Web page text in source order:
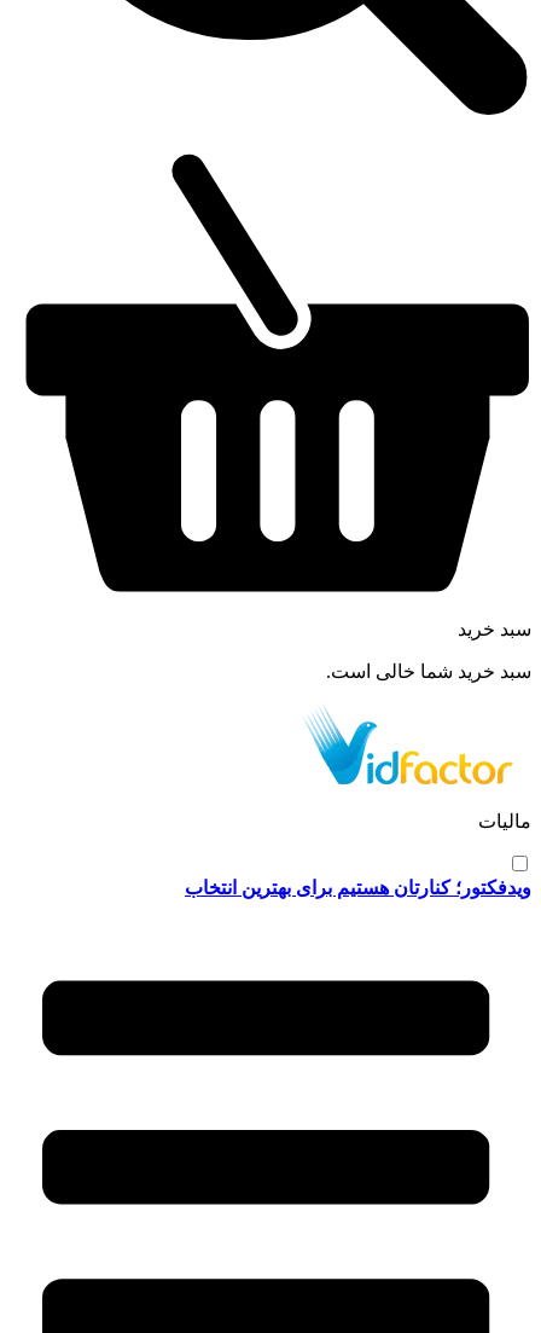
سبد خرید
سبد خرید شما خالی است.
مالیات
ویدفکتور؛ کنارتان هستیم برای بهترین انتخاب